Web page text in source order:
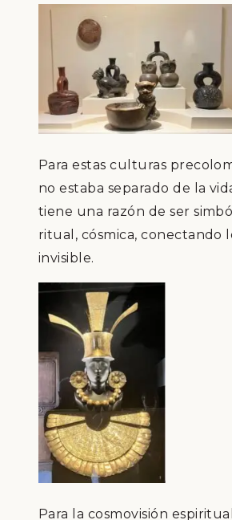
Para estas culturas
no estaba separado de la
tiene una razón de ser
ritual, cósmica, conectando
invisible.
Para la cosmovisión